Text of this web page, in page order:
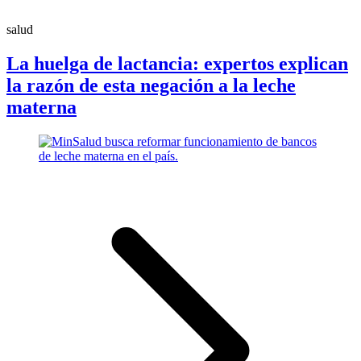
salud
La huelga de lactancia: expertos explican
la razón de esta negación a la leche
materna